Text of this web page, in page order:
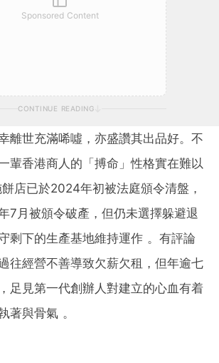
Sponsored Content
CONTINUE READING
離世充滿唏噓，亦盛讚其出品好。不
輩香港商人的「搏命」性格實在難以
店已於2024年初被法庭頒令清盤，
7月被頒令破產，但仍未選擇躲避退
剩下的生產基地維持運作 。有評論
往經營不善導致欠薪欠租，但年逾七
足見第一代創辦人對建立的心血有着
著與骨氣 。